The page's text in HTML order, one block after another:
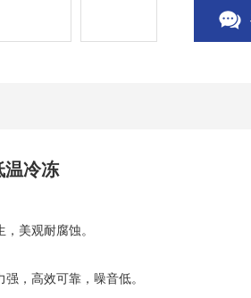
温冷冻
美观耐腐蚀。
，高效可靠，噪音低。